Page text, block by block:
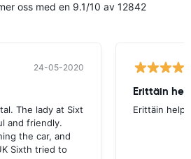
oss med en 9.1/10 av 12842
24-05-2020
The lady at Sixt
and friendly.
the car, and
Sixth tried to
Erittäin
Erittäin